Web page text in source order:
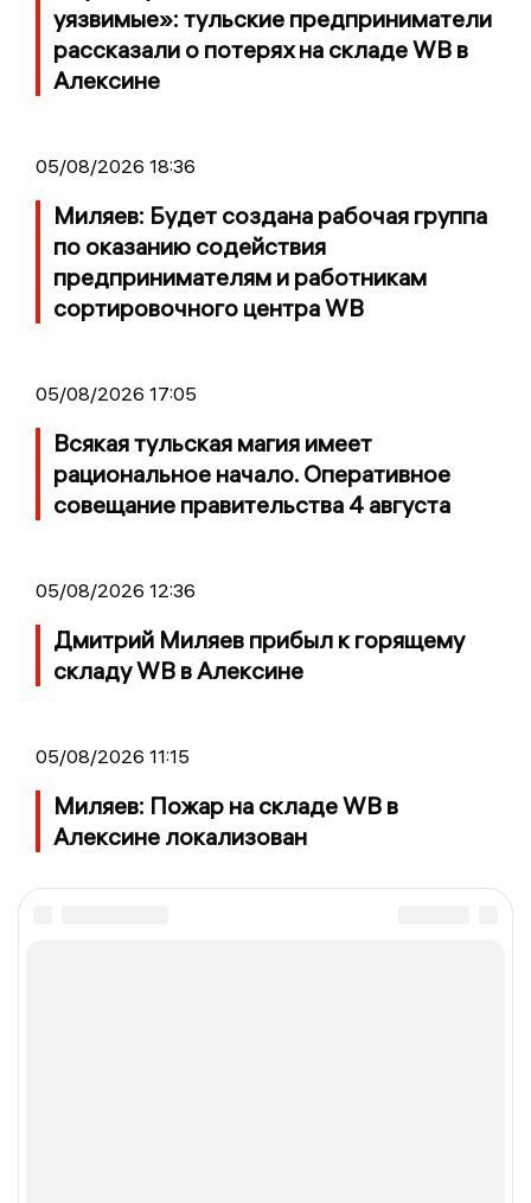
уязвимые»: тульские предприниматели
рассказали о потерях на складе WB в
Алексине
05/08/2026 18:36
Миляев: Будет создана рабочая группа
по оказанию содействия
предпринимателям и работникам
сортировочного центра WB
05/08/2026 17:05
Всякая тульская магия имеет
рациональное начало. Оперативное
совещание правительства 4 августа
05/08/2026 12:36
Дмитрий Миляев прибыл к горящему
складу WB в Алексине
05/08/2026 11:15
Миляев: Пожар на складе WB в
Алексине локализован